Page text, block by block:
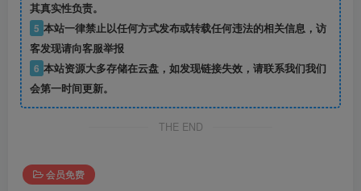
其真实性负责。
5 本站一律禁止以任何方式发布或转载任何违法的相关信息，访
客发现请向客服举报
6 本站资源大多存储在云盘，如发现链接失效，请联系我们我们
会第一时间更新。
THE END
会员免费